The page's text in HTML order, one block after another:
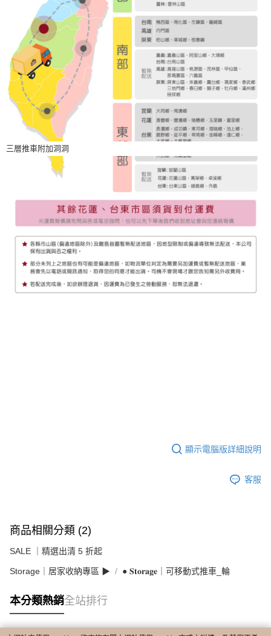
三層推車附加洞洞
顯示電腦版詳細說明
客服
商品相關分類 (2)
SALE ｜精選出清 5 折起
Storage｜居家收納專區 ▶︎ ● 𝐒𝐭𝐨𝐫𝐚𝐠𝐞｜可移動式推車_輪
本分類熱銷全站排行